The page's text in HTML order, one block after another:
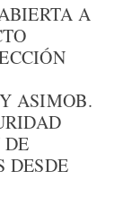
A
ASIMOB.
DESDE